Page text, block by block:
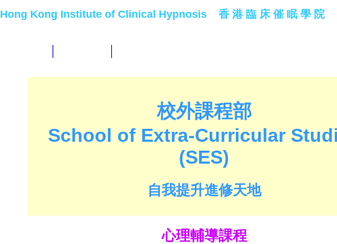
Hong Kong Institute of Clinical Hypnosis 香 港 臨 床 催 眠 學 院
| |
校外課程部
School of Extra-Curricular
(SES)
自我提升進修天地
心理輔導課程